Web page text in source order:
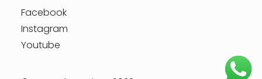
Facebook
Instagram
Youtube